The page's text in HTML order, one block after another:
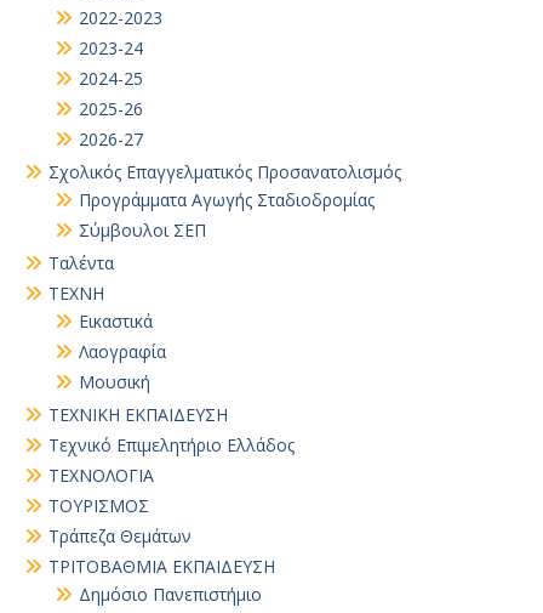
2022-2023
2023-24
2024-25
2025-26
2026-27
Σχολικός Επαγγελματικός Προσανατολισμός
Προγράμματα Αγωγής Σταδιοδρομίας
Σύμβουλοι ΣΕΠ
Ταλέντα
ΤΕΧΝΗ
Εικαστικά
Λαογραφία
Μουσική
ΤΕΧΝΙΚΗ ΕΚΠΑΙΔΕΥΣΗ
Τεχνικό Επιμελητήριο Ελλάδος
ΤΕΧΝΟΛΟΓΙΑ
ΤΟΥΡΙΣΜΟΣ
Τράπεζα Θεμάτων
ΤΡΙΤΟΒΑΘΜΙΑ ΕΚΠΑΙΔΕΥΣΗ
Δημόσιο Πανεπιστήμιο